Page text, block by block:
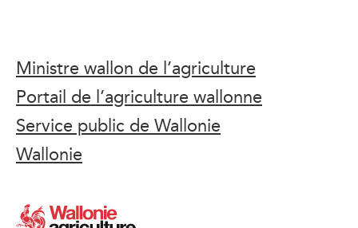
Ministre wallon de l’agriculture
Portail de l’agriculture wallonne
Service public de Wallonie
Wallonie